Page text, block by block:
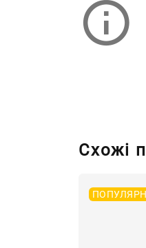
Схожі